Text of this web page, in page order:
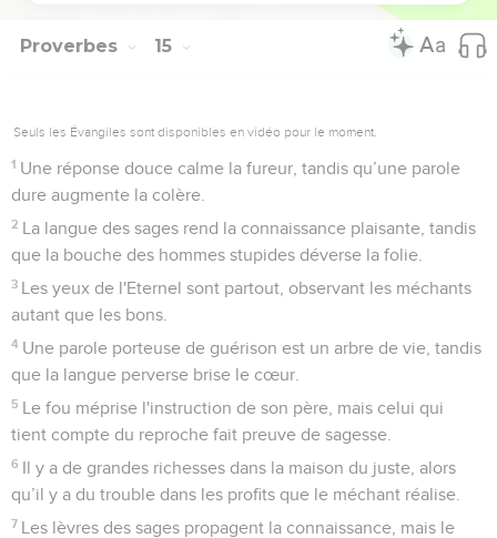
Proverbes 15
Seuls les Évangiles sont disponibles en vidéo pour le moment.
1 Une réponse douce calme la fureur, tandis qu’une parole
dure augmente la colère.
2 La langue des sages rend la connaissance plaisante, tandis
que la bouche des hommes stupides déverse la folie.
3 Les yeux de l'Eternel sont partout, observant les méchants
autant que les bons.
4 Une parole porteuse de guérison est un arbre de vie, tandis
que la langue perverse brise le cœur.
5 Le fou méprise l'instruction de son père, mais celui qui
tient compte du reproche fait preuve de sagesse.
6 Il y a de grandes richesses dans la maison du juste, alors
qu’il y a du trouble dans les profits que le méchant réalise.
7 Les lèvres des sages propagent la connaissance, mais le